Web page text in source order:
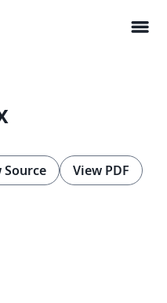
menu
Source View PDF